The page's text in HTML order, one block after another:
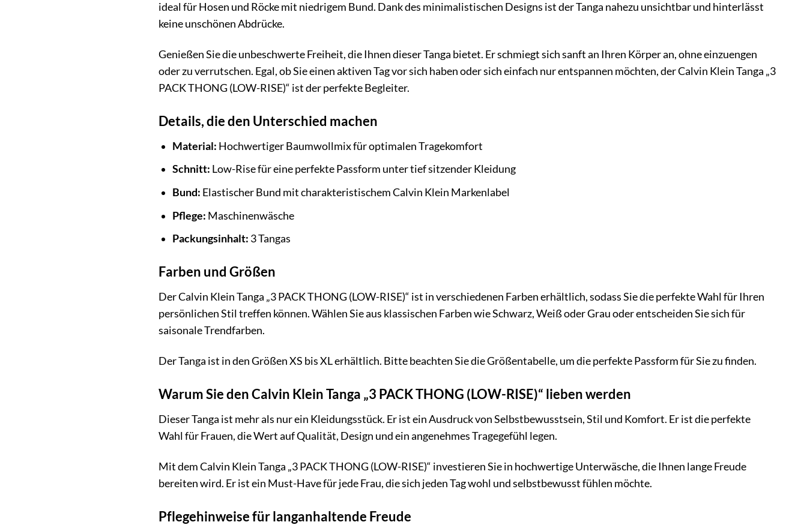
ideal für Hosen und Röcke mit niedrigem Bund. Dank des minimalistischen Designs ist der Tanga nahezu unsichtbar und hinterlässt
keine unschönen Abdrücke.
Genießen Sie die unbeschwerte Freiheit, die Ihnen dieser Tanga bietet. Er schmiegt sich sanft an Ihren Körper an, ohne einzuengen
oder zu verrutschen. Egal, ob Sie einen aktiven Tag vor sich haben oder sich einfach nur entspannen möchten, der Calvin Klein Tanga „3
PACK THONG (LOW-RISE)“ ist der perfekte Begleiter.
Details, die den Unterschied machen
Material: Hochwertiger Baumwollmix für optimalen Tragekomfort
Schnitt: Low-Rise für eine perfekte Passform unter tief sitzender Kleidung
Bund: Elastischer Bund mit charakteristischem Calvin Klein Markenlabel
Pflege: Maschinenwäsche
Packungsinhalt: 3 Tangas
Farben und Größen
Der Calvin Klein Tanga „3 PACK THONG (LOW-RISE)“ ist in verschiedenen Farben erhältlich, sodass Sie die perfekte Wahl für Ihren
persönlichen Stil treffen können. Wählen Sie aus klassischen Farben wie Schwarz, Weiß oder Grau oder entscheiden Sie sich für
saisonale Trendfarben.
Der Tanga ist in den Größen XS bis XL erhältlich. Bitte beachten Sie die Größentabelle, um die perfekte Passform für Sie zu finden.
Warum Sie den Calvin Klein Tanga „3 PACK THONG (LOW-RISE)“ lieben werden
Dieser Tanga ist mehr als nur ein Kleidungsstück. Er ist ein Ausdruck von Selbstbewusstsein, Stil und Komfort. Er ist die perfekte
Wahl für Frauen, die Wert auf Qualität, Design und ein angenehmes Tragegefühl legen.
Mit dem Calvin Klein Tanga „3 PACK THONG (LOW-RISE)“ investieren Sie in hochwertige Unterwäsche, die Ihnen lange Freude
bereiten wird. Er ist ein Must-Have für jede Frau, die sich jeden Tag wohl und selbstbewusst fühlen möchte.
Pflegehinweise für langanhaltende Freude